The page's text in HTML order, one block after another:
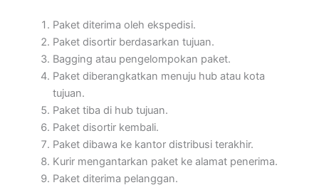
Paket diterima oleh ekspedisi.
Paket disortir berdasarkan tujuan.
Bagging atau pengelompokan paket.
Paket diberangkatkan menuju hub atau kota
tujuan.
Paket tiba di hub tujuan.
Paket disortir kembali.
Paket dibawa ke kantor distribusi terakhir.
Kurir mengantarkan paket ke alamat penerima.
Paket diterima pelanggan.